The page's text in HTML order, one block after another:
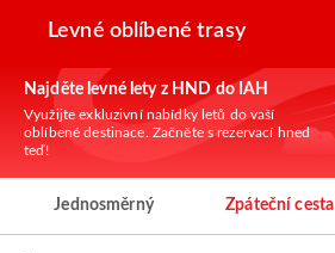
Levné oblíbené trasy
Najděte levné lety z HND do IAH
Využijte exkluzivní nabídky letů do vaší
oblíbené destinace. Začněte s rezervací hned
teď!
Jednosměrný Zpáteční cesta